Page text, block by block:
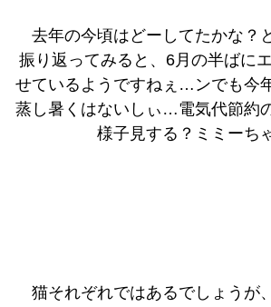
去年の今頃はどーしてたかな？
振り返ってみると、6月の半ばに
せているようですねぇ…ンでも今
蒸し暑くはないしぃ…電気代節約
様子見する？ミミーち
猫それぞれではあるでしょうが